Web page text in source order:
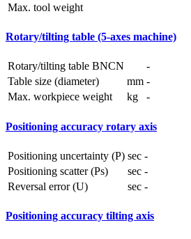
Max. tool weight
Rotary/tilting table (5-axes machine)
Rotary/tilting table BNCN
-
Table size (diameter)
mm -
Max. workpiece weight
kg -
Positioning accuracy rotary axis
Positioning uncertainty (P) sec -
Positioning scatter (Ps)
sec -
Reversal error (U)
sec -
Positioning accuracy tilting axis